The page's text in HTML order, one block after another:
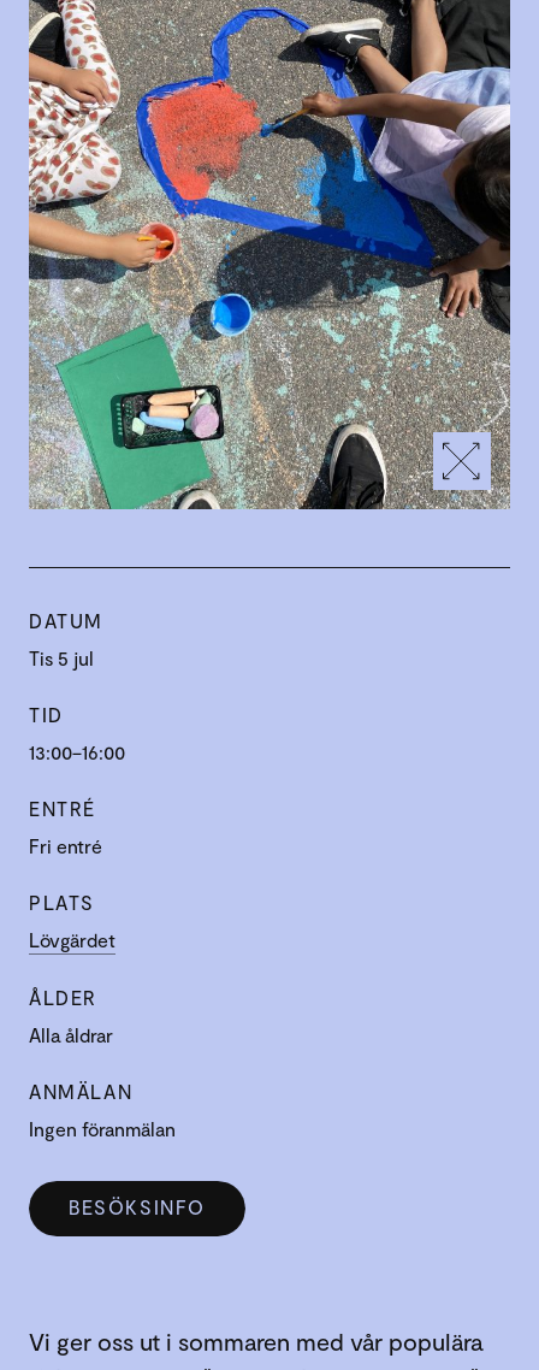
DATUM
Tis 5 jul
TID
13:00–16:00
ENTRÉ
Fri entré
PLATS
Lövgärdet
ÅLDER
Alla åldrar
ANMÄLAN
Ingen föranmälan
BESÖKSINFO
Vi ger oss ut i sommaren med vår populära